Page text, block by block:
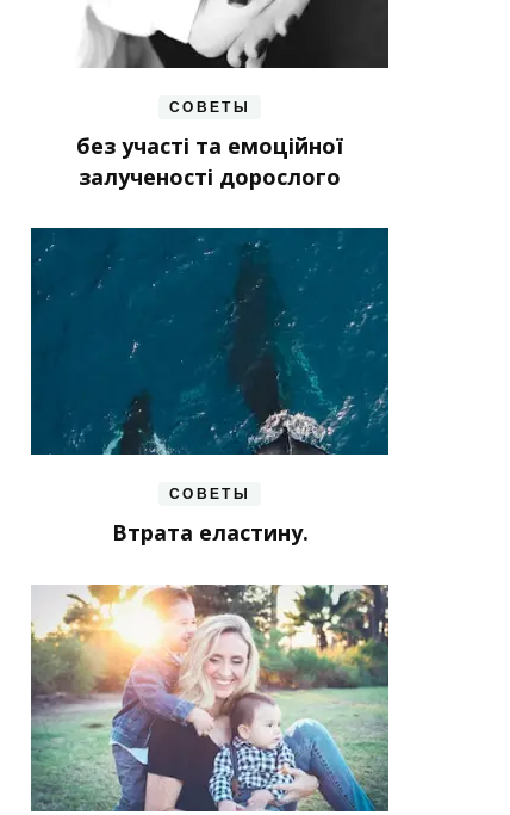
СОВЕТЫ
без участі та емоційної
залученості дорослого
СОВЕТЫ
Втрата еластину.